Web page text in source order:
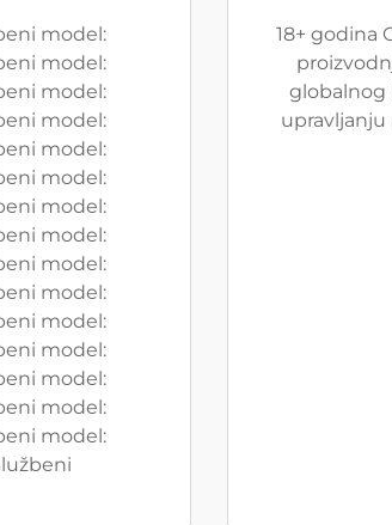
model:
model:
model:
model:
model:
model:
model:
model:
model:
model:
model:
model:
model:
model:
model:
18+ godina
globalnog